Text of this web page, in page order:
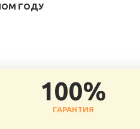
ГОДУ
100%
ГАРАНТИЯ